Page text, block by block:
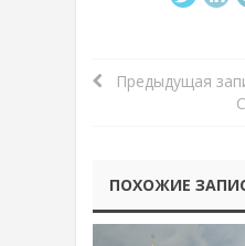
Предыдущая
ПОХОЖИЕ